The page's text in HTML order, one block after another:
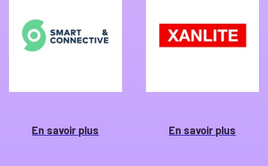
En savoir plus En savoir plus